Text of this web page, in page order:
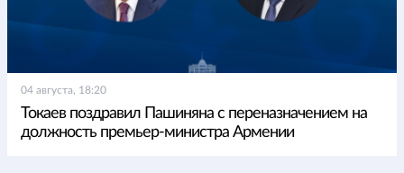
04 августа, 18:20
Токаев поздравил Пашиняна с переназначением на
должность премьер-министра Армении